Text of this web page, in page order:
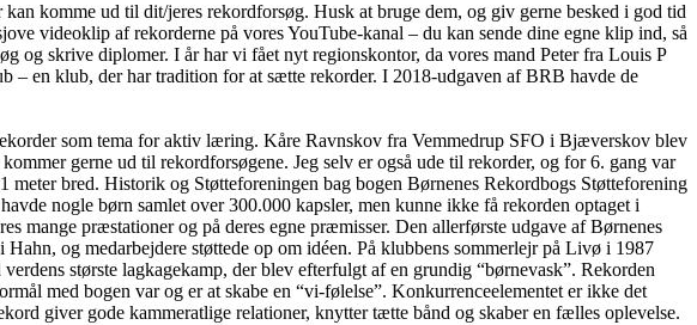
komme ud til dit/jeres rekordforsøg. Husk at bruge dem, og giv gerne besked i god tid
videoklip af rekorderne på vores YouTube-kanal – du kan sende dine egne klip ind, så
og skrive diplomer. I år har vi fået nyt regionskontor, da vores mand Peter fra Louis P
en klub, der har tradition for at sætte rekorder. I 2018-udgaven af BRB havde de
som tema for aktiv læring. Kåre Ravnskov fra Vemmedrup SFO i Bjæverskov blev
gerne ud til rekordforsøgene. Jeg selv er også ude til rekorder, og for 6. gang var
bred. Historik og Støtteforeningen bag bogen Børnenes Rekordbogs Støtteforening
nogle børn samlet over 300.000 kapsler, men kunne ikke få rekorden optaget i
mange præstationer og på deres egne præmisser. Den allerførste udgave af Børnenes
og medarbejdere støttede op om idéen. På klubbens sommerlejr på Livø i 1987
største lagkagekamp, der blev efterfulgt af en grundig “børnevask”. Rekorden
med bogen var og er at skabe en “vi-følelse”. Konkurrenceelementet er ikke det
giver gode kammeratlige relationer, knytter tætte bånd og skaber en fælles oplevelse.